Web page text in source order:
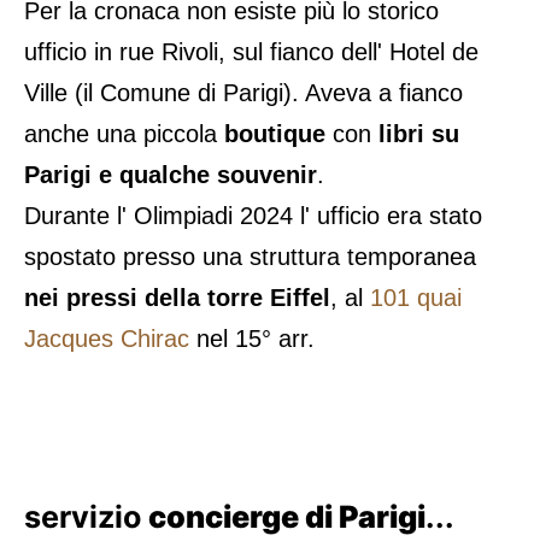
Per la cronaca non esiste più lo storico
ufficio in rue Rivoli, sul fianco dell' Hotel de
Ville (il Comune di Parigi). Aveva a fianco
anche una piccola boutique con
libri su
Parigi e qualche souvenir.
Durante l' Olimpiadi 2024 l' ufficio era stato
spostato presso una struttura temporanea
nei pressi della torre Eiffel , al 101 quai
Jacques Chirac nel 15° arr.
servizio concierge di Parigi...